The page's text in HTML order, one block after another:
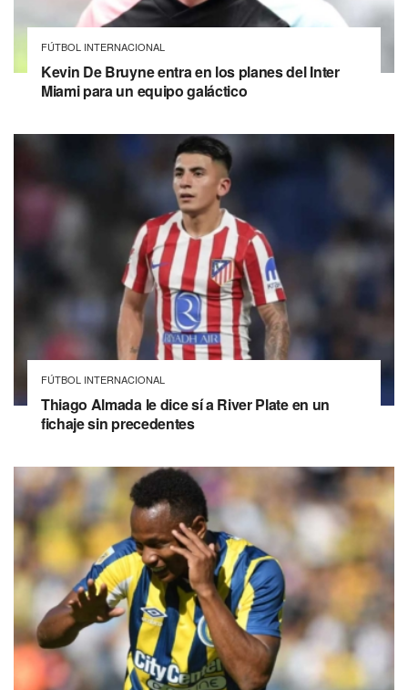
FÚTBOL INTERNACIONAL
Kevin De Bruyne entra en los planes del Inter
Miami para un equipo galáctico
FÚTBOL INTERNACIONAL
Thiago Almada le dice sí a River Plate en un
fichaje sin precedentes